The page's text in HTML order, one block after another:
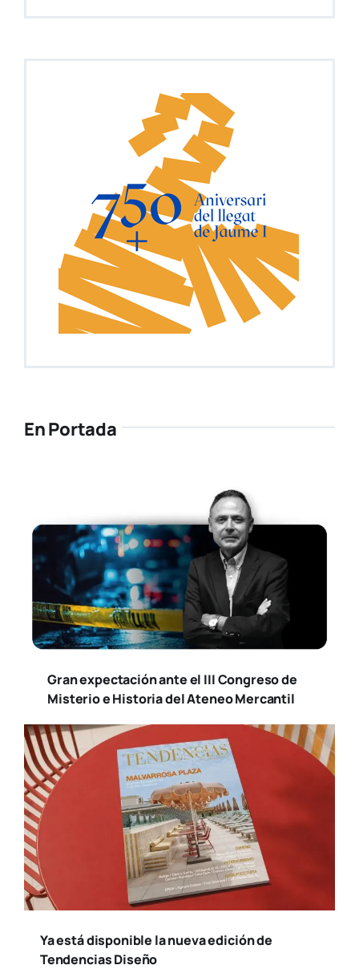
En Portada
Gran expectación ante el III Congreso de
Misterio e Historia del Ateneo Mercantil
Ya está disponible la nueva edición de
Tendencias Diseño